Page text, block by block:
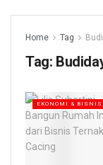
Home Tag
Tag:
EKONOMI & BISNIS